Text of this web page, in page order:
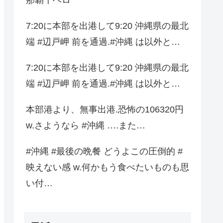
7:20に本部を出港して9:20 沖縄県の最北
端 #辺戸岬 前を通過.#沖縄 は以外と…
7:20に本部を出港して9:20 沖縄県の最北
端 #辺戸岬 前を通過.#沖縄 は以外と…
本部港より、無事出港.恐怖の106320円
w.さようなら #沖縄 ….また…
#沖縄 #最後の晩餐 どうよこの圧倒的 #
映えない感 w.何かもう食べたいものも思
い付…